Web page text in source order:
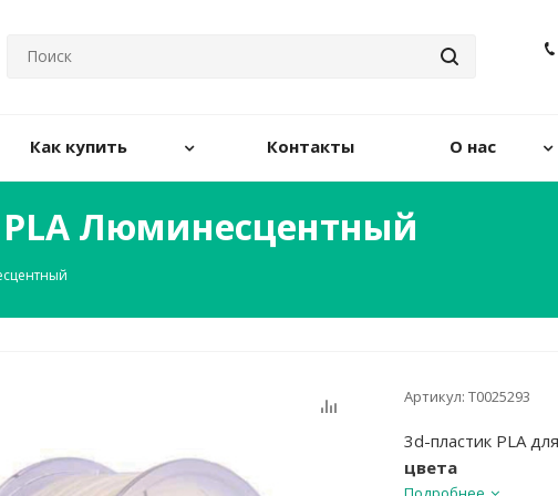
Как купить Контакты О нас
PLA Люминесцентный
Артикул: Т0025293
3d-пластик PLA
цвета